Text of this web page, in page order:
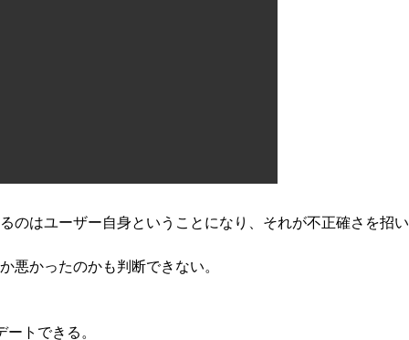
のはユーザー自身ということになり、それが不正確さを招い
悪かったのかも判断できない。
トできる。